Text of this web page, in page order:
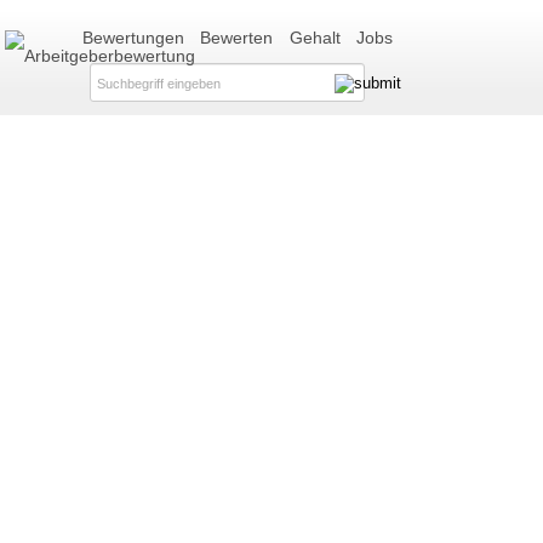
Bewertungen Bewerten Gehalt Jobs